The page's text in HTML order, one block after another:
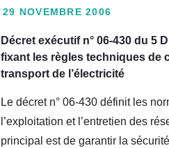
29 NOVEMBRE 2006
Décret exécutif n° 06-430 du 5
fixant les règles techniques de
transport de l’électricité
Le décret n° 06-430 définit les
l’exploitation et l’entretien des
principal est de garantir la